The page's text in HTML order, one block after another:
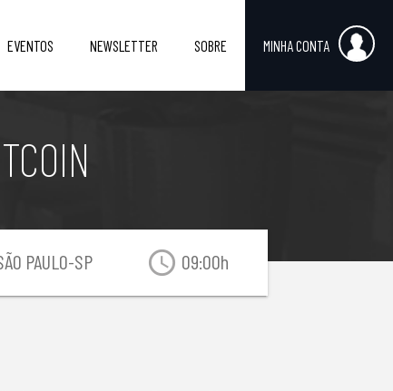
EVENTOS NEWSLETTER SOBRE MINHA CONTA
access_time 09:00h
PAULO-SP